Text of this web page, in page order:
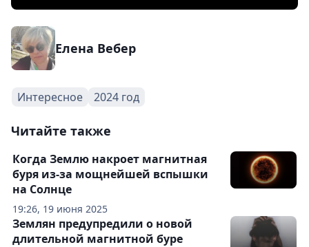
Елена Вебер
Интересное 2024 год
Читайте также
19:26, 19 июня 2025
Когда Землю накроет магнитная
буря из-за мощнейшей вспышки
на Солнце
Землян предупредили о новой
длительной магнитной буре